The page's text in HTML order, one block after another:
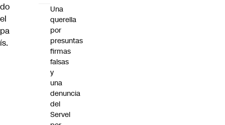
do
el
pa
ís.
Una
querella
por
presuntas
firmas
falsas
y
una
denuncia
del
Servel